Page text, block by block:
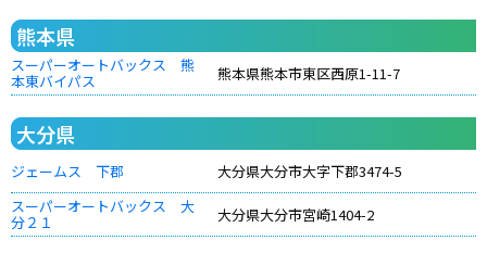
熊本県
スーパーオートバックス 熊
本東バイパス 熊本県熊本市東区西原1-11-7
大分県
ジェームス 下郡
大分県大分市大字下郡3474-5
スーパーオートバックス 大
分２１ 大分県大分市宮崎1404-2